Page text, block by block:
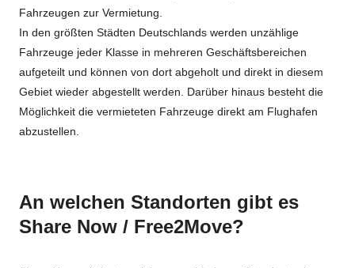
Fahrzeugen zur Vermietung.
In den größten Städten Deutschlands werden unzählige
Fahrzeuge jeder Klasse in mehreren Geschäftsbereichen
aufgeteilt und können von dort abgeholt und direkt in diesem
Gebiet wieder abgestellt werden. Darüber hinaus besteht die
Möglichkeit die vermieteten Fahrzeuge direkt am Flughafen
abzustellen.
An welchen Standorten gibt es
Share Now / Free2Move?